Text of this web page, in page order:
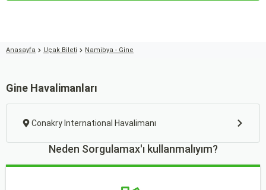
Anasayfa Uçak Bileti Namibya - Gine
Gine Havalimanları
Conakry International Havalimanı
Neden Sorgulamax'ı kullanmalıyım?